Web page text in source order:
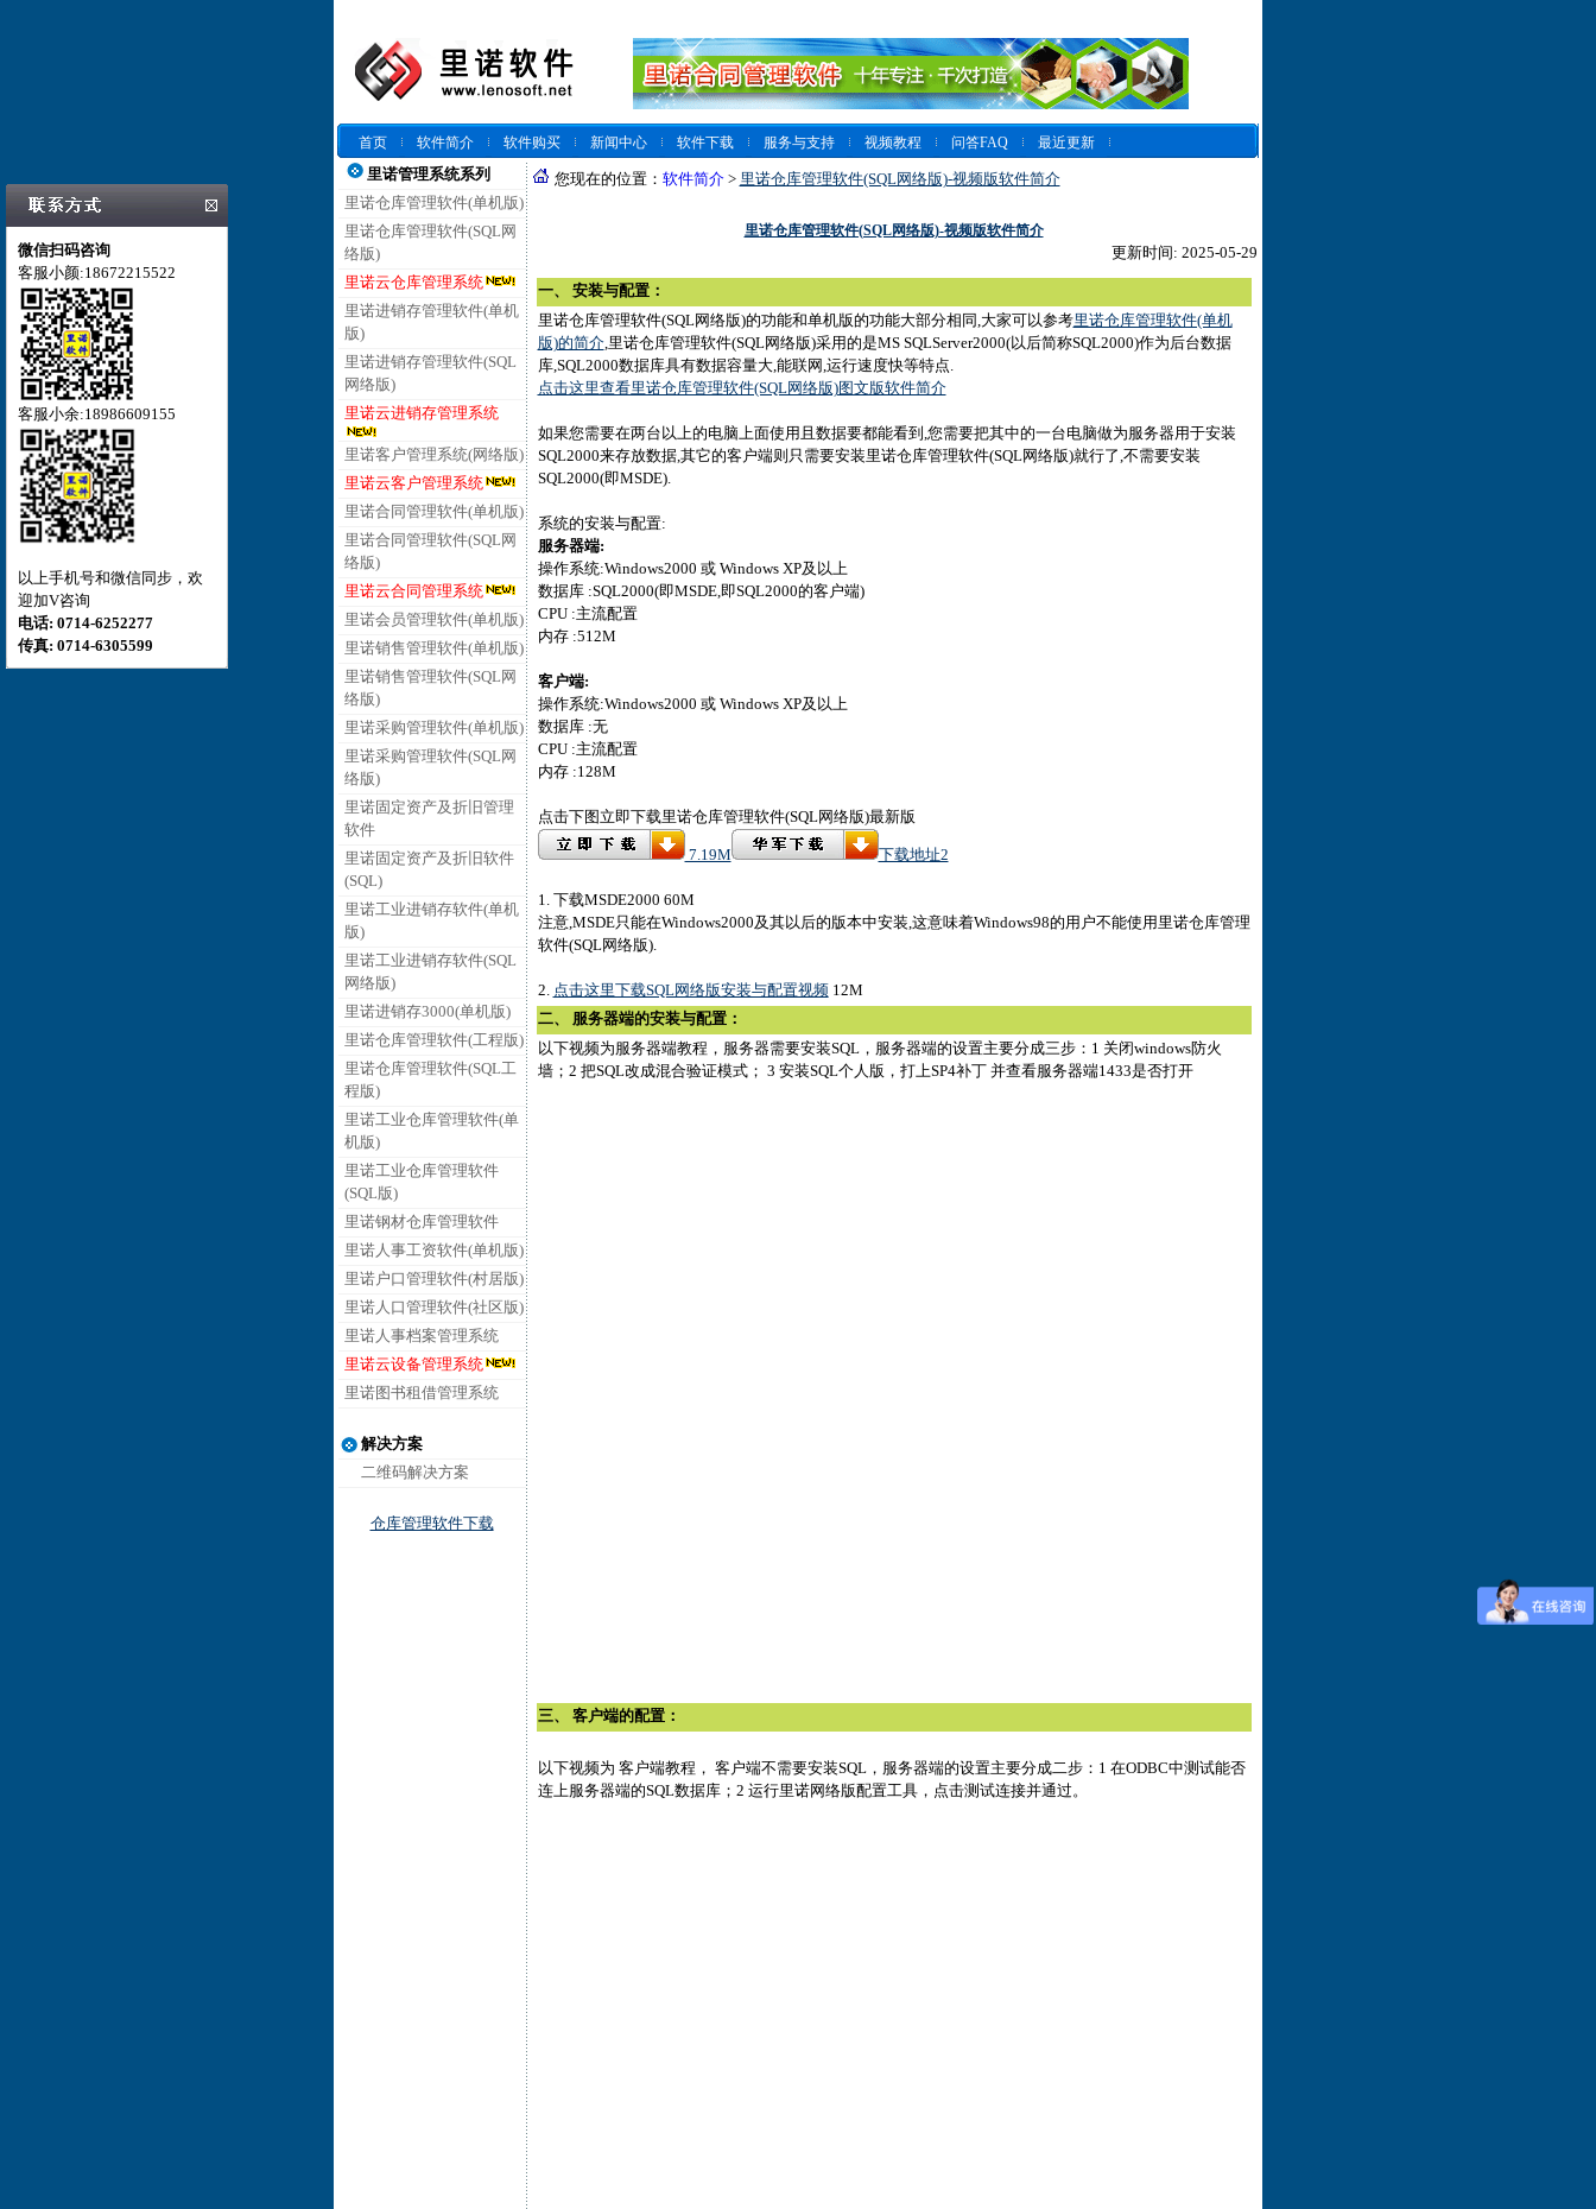
首页 软件简介 软件购买 新闻中心 软件下载 服务与支持 视频教程 问答FAQ
最近更新
里诺管理系统系列
里诺仓库管理软件(单机版)
里诺仓库管理软件(SQL网
络版)
里诺云仓库管理系统
里诺进销存管理软件(单机
版)
里诺进销存管理软件(SQL
网络版)
里诺云进销存管理系统
里诺客户管理系统(网络版)
里诺云客户管理系统
里诺合同管理软件(单机版)
里诺合同管理软件(SQL网
络版)
里诺云合同管理系统
里诺会员管理软件(单机版)
里诺销售管理软件(单机版)
里诺销售管理软件(SQL网
络版)
里诺采购管理软件(单机版)
里诺采购管理软件(SQL网
络版)
里诺固定资产及折旧管理
软件
里诺固定资产及折旧软件
(SQL)
里诺工业进销存软件(单机
版)
里诺工业进销存软件(SQL
网络版)
里诺进销存3000(单机版)
里诺仓库管理软件(工程版)
里诺仓库管理软件(SQL工
程版)
里诺工业仓库管理软件(单
机版)
里诺工业仓库管理软件
(SQL版)
里诺钢材仓库管理软件
里诺人事工资软件(单机版)
里诺户口管理软件(村居版)
里诺人口管理软件(社区版)
里诺人事档案管理系统
里诺云设备管理系统
里诺图书租借管理系统
解决方案
二维码解决方案
仓库管理软件下载
您现在的位置： 软件简介> 里诺仓库管理软件(SQL网络版)-视频版软件简介
里诺仓库管理软件(SQL网络版)-视频版软件简介
更新时间: 2025-05-29
一、 安装与配置：
里诺仓库管理软件(SQL网络版)的功能和单机版的功能大部分相同,大家可以参考里诺仓库管理软件(单机
版)的简介,里诺仓库管理软件(SQL网络版)采用的是MS SQLServer2000(以后简称SQL2000)作为后台数据
库,SQL2000数据库具有数据容量大,能联网,运行速度快等特点.
点击这里查看里诺仓库管理软件(SQL网络版)图文版软件简介
如果您需要在两台以上的电脑上面使用且数据要都能看到,您需要把其中的一台电脑做为服务器用于安装
SQL2000来存放数据,其它的客户端则只需要安装里诺仓库管理软件(SQL网络版)就行了,不需要安装
SQL2000(即MSDE).
系统的安装与配置:
服务器端:
操作系统:Windows2000 或 Windows XP及以上
数据库 :SQL2000(即MSDE,即SQL2000的客户端)
CPU :主流配置
内存 :512M
客户端:
操作系统:Windows2000 或 Windows XP及以上
数据库 :无
CPU :主流配置
内存 :128M
点击下图立即下载里诺仓库管理软件(SQL网络版)最新版
7.19M 下载地址2
1. 下载MSDE2000 60M
注意,MSDE只能在Windows2000及其以后的版本中安装,这意味着Windows98的用户不能使用里诺仓库管理
软件(SQL网络版).
2. 点击这里下载SQL网络版安装与配置视频 12M
二、 服务器端的安装与配置：
以下视频为服务器端教程，服务器需要安装SQL，服务器端的设置主要分成三步：1 关闭windows防火
墙；2 把SQL改成混合验证模式； 3 安装SQL个人版，打上SP4补丁 并查看服务器端1433是否打开
三、 客户端的配置：
以下视频为 客户端教程， 客户端不需要安装SQL，服务器端的设置主要分成二步：1 在ODBC中测试能否
连上服务器端的SQL数据库；2 运行里诺网络版配置工具，点击测试连接并通过。
微信扫码咨询
客服小颜:18672215522
客服小余:18986609155
以上手机号和微信同步，欢
迎加V咨询
电话: 0714-6252277
传真: 0714-6305599